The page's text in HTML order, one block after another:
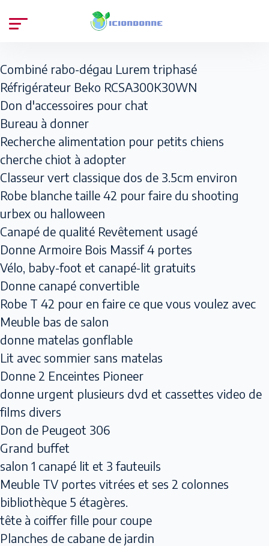
Combiné rabo-dégau Lurem triphasé
Réfrigérateur Beko RCSA300K30WN
Don d'accessoires pour chat
Bureau à donner
Recherche alimentation pour petits chiens
cherche chiot à adopter
Classeur vert classique dos de 3.5cm environ
Robe blanche taille 42 pour faire du shooting
urbex ou halloween
Canapé de qualité Revêtement usagé
Donne Armoire Bois Massif 4 portes
Vélo, baby-foot et canapé-lit gratuits
Donne canapé convertible
Robe T 42 pour en faire ce que vous voulez avec
Meuble bas de salon
donne matelas gonflable
Lit avec sommier sans matelas
Donne 2 Enceintes Pioneer
donne urgent plusieurs dvd et cassettes video de
films divers
Don de Peugeot 306
Grand buffet
salon 1 canapé lit et 3 fauteuils
Meuble TV portes vitrées et ses 2 colonnes
bibliothèque 5 étagères.
tête à coiffer fille pour coupe
Planches de cabane de jardin